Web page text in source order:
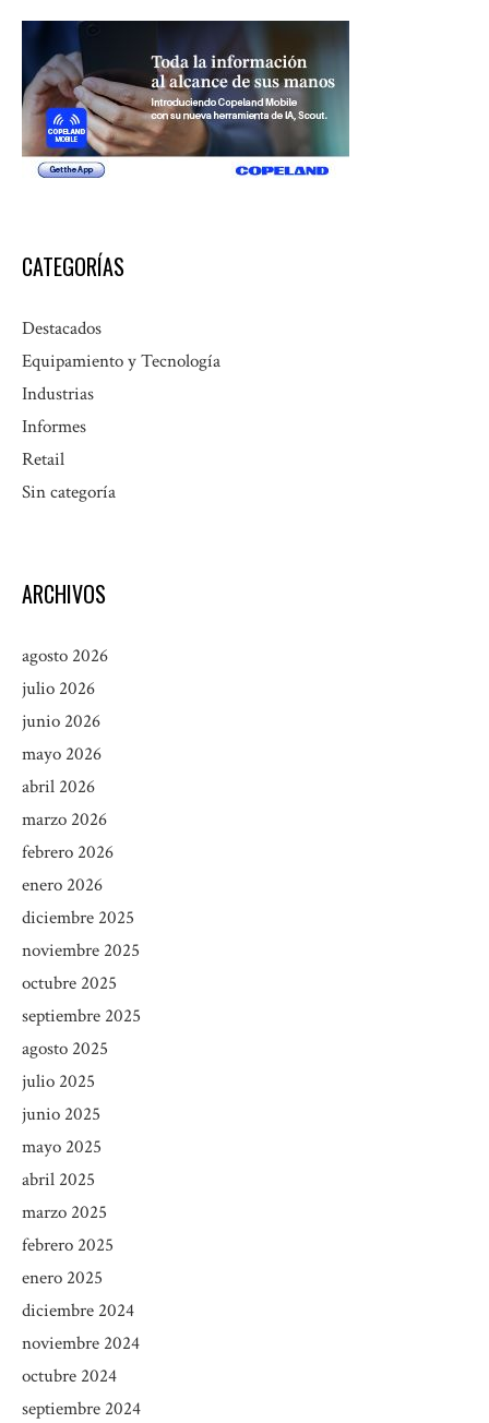
CATEGORÍAS
Destacados
Equipamiento y Tecnología
Industrias
Informes
Retail
Sin categoría
ARCHIVOS
agosto 2026
julio 2026
junio 2026
mayo 2026
abril 2026
marzo 2026
febrero 2026
enero 2026
diciembre 2025
noviembre 2025
octubre 2025
septiembre 2025
agosto 2025
julio 2025
junio 2025
mayo 2025
abril 2025
marzo 2025
febrero 2025
enero 2025
diciembre 2024
noviembre 2024
octubre 2024
septiembre 2024